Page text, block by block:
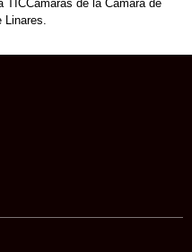
TICCámaras de la Cámara de